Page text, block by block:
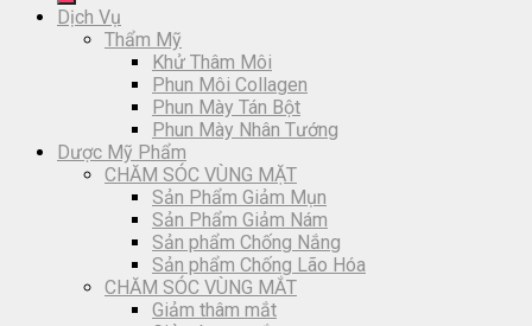
Dịch Vụ
Thẩm Mỹ
Khử Thâm Môi
Phun Môi Collagen
Phun Mày Tán Bột
Phun Mày Nhân Tướng
Dược Mỹ Phẩm
CHĂM SÓC VÙNG MẶT
Sản Phẩm Giảm Mụn
Sản Phẩm Giảm Nám
Sản phẩm Chống Nắng
Sản phẩm Chống Lão Hóa
CHĂM SÓC VÙNG MẮT
Giảm thâm mắt